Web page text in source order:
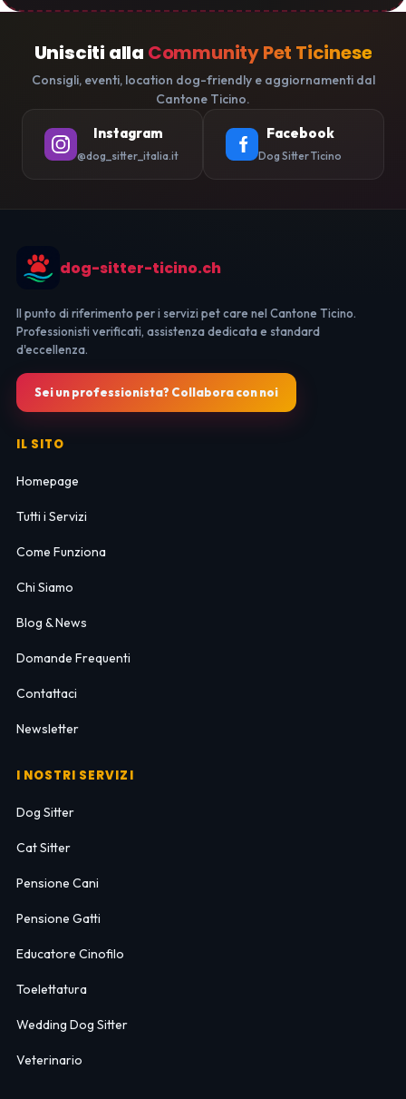
Unisciti alla Community Pet Ticinese
Consigli, eventi, location dog-friendly e aggiornamenti dal
Cantone Ticino.
Instagram
@dog_sitter_italia.it
Facebook
Dog Sitter Ticino
dog-sitter-ticino.ch
Il punto di riferimento per i servizi pet care nel Cantone Ticino.
Professionisti verificati, assistenza dedicata e standard
d'eccellenza.
Sei un professionista? Collabora con noi
IL SITO
Homepage
Tutti i Servizi
Come Funziona
Chi Siamo
Blog & News
Domande Frequenti
Contattaci
Newsletter
I NOSTRI SERVIZI
Dog Sitter
Cat Sitter
Pensione Cani
Pensione Gatti
Educatore Cinofilo
Toelettatura
Wedding Dog Sitter
Veterinario